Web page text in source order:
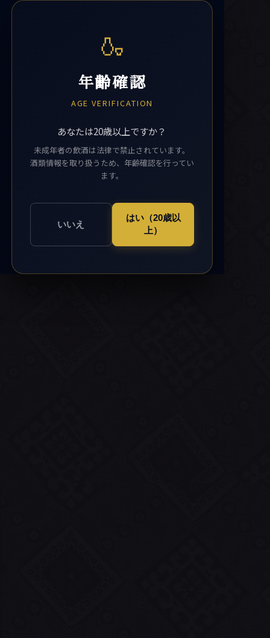
🍶
年齢確認
AGE VERIFICATION
あなたは20歳以上ですか？
未成年者の飲酒は法律で禁止されています。
酒類情報を取り扱うため、年齢確認を行ってい
ます。
いいえ
はい（20歳以
上）